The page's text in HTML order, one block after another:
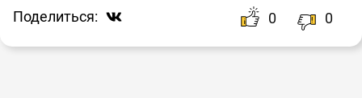
Поделиться: 0 0